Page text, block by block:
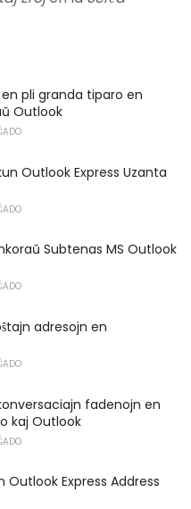
pli granda tiparo en
Outlook
Outlook Express Uzanta
Subtenas MS Outlook
adresojn en
fadenojn en
kaj Outlook
Outlook Express Address